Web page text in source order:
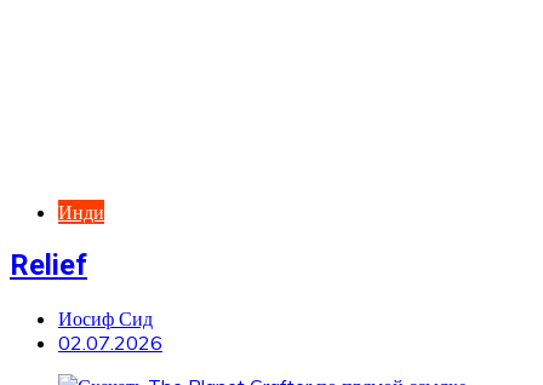
Инди
Relief
Иосиф Сид
02.07.2026